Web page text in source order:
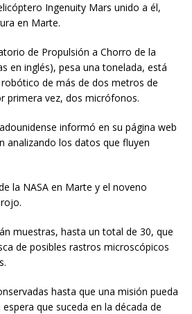
Ingenuity Mars unido a él,
en Marte.
de Propulsión a Chorro de la
en inglés), pesa una tonelada, está
de más de dos metros de
primera vez, dos micrófonos.
informó en su página web
analizando los datos que fluyen
la NASA en Marte y el noveno
muestras, hasta un total de 30, que
de posibles rastros microscópicos
hasta que una misión pueda
que suceda en la década de